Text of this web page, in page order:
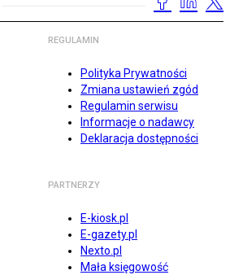
REGULAMIN
Polityka Prywatności
Zmiana ustawień zgód
Regulamin serwisu
Informacje o nadawcy
Deklaracja dostępności
PARTNERZY
E-kiosk.pl
E-gazety.pl
Nexto.pl
Mała księgowość